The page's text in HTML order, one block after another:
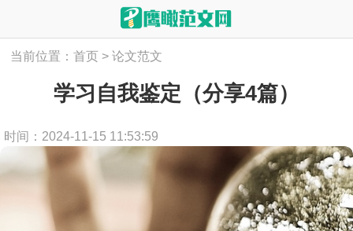
当前位置：首页 > 论文范文
学习自我鉴定（分享4篇）
时间：2024-11-15 11:53:59